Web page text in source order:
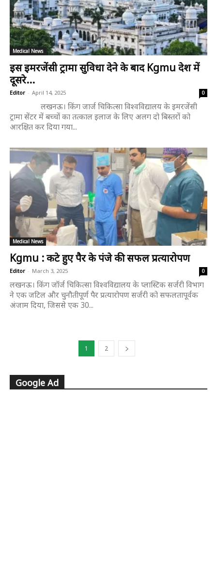
Medical News
इस इमरजेंसी ट्रामा सुविधा देने के बाद Kgmu देश में
दूसरे...
Editor - April 14, 2025 0
लखनऊ। किंग जार्ज चिकित्सा विश्वविद्यालय के इमरजेंसी
ट्रामा सेंटर में बच्चों का तत्काल इलाज के लिए अलग दो बिस्तरों को
आरक्षित कर दिया गया...
Medical News
Kgmu : कटे हुए पैर के पंजे की सफल प्रत्यारोपण
Editor - March 3, 2025 0
लखनऊ। किंग जॉर्ज चिकित्सा विश्वविद्यालय के प्लास्टिक सर्जरी विभाग
ने एक जटिल और चुनौतीपूर्ण पैर प्रत्यारोपण सर्जरी को सफलतापूर्वक
अंजाम दिया, जिससे एक 30...
1 2
Google Ad